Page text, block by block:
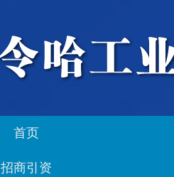
首页
招商引资